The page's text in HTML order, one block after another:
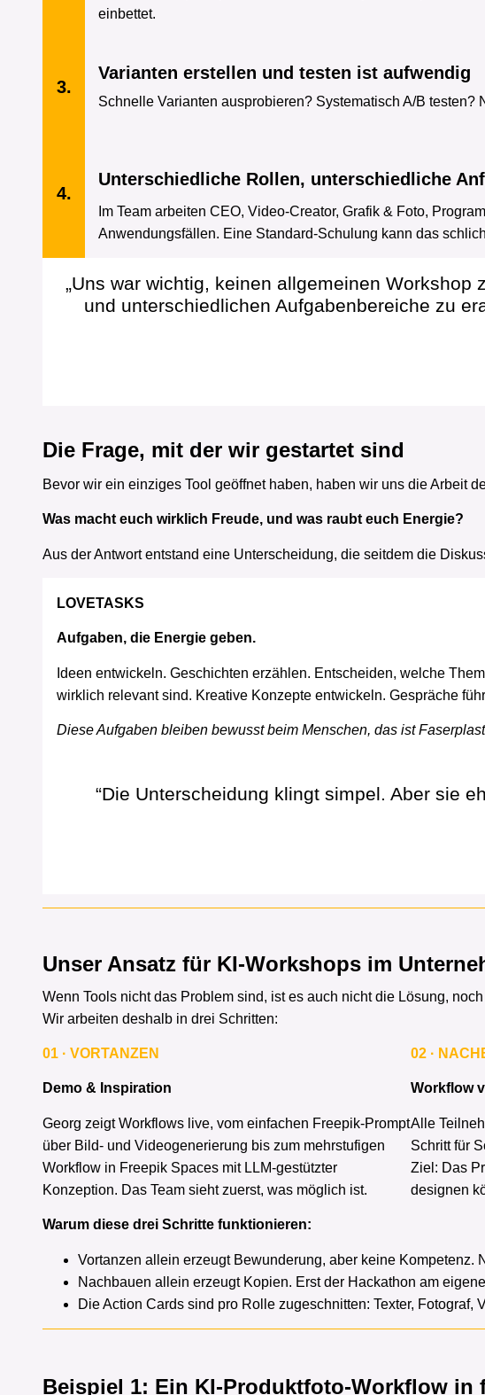
einbettet.
3.
Varianten erstellen und testen ist aufwendig
Schnelle Varianten ausprobieren? Systematisch A/B
4.
Unterschiedliche Rollen, unterschiedliche
Im Team arbeiten CEO, Video-Creator, Grafik & Foto,
Anwendungsfällen. Eine Standard-Schulung kann das
„Uns war wichtig, keinen allgemeinen
und unterschiedlichen Aufgabenbereiche zu
Die Frage, mit der wir gestartet sind
Bevor wir ein einziges Tool geöffnet haben, haben wir uns die Arbeit
Was macht euch wirklich Freude, und was raubt euch Energie?
Aus der Antwort entstand eine Unterscheidung, die seitdem die
LOVETASKS
Aufgaben, die Energie geben.
Ideen entwickeln. Geschichten erzählen. Entscheiden, welche
wirklich relevant sind. Kreative Konzepte entwickeln. Gespräche
Diese Aufgaben bleiben bewusst beim Menschen, das ist
“Die Unterscheidung klingt simpel. Aber sie
Unser Ansatz für KI-Workshops im
Wenn Tools nicht das Problem sind, ist es auch nicht die Lösung,
Wir arbeiten deshalb in drei Schritten:
01 · VORTANZEN
Demo & Inspiration
Georg zeigt Workflows live, vom einfachen Freepik-Prompt
über Bild- und Videogenerierung bis zum mehrstufigen
Workflow in Freepik Spaces mit LLM-gestützter
Konzeption. Das Team sieht zuerst, was möglich ist.
02 ·
Workflow
Alle
Schritt für
Ziel: Das
designen
Warum diese drei Schritte funktionieren:
Vortanzen allein erzeugt Bewunderung, aber keine Kompetenz.
Nachbauen allein erzeugt Kopien. Erst der Hackathon am
Die Action Cards sind pro Rolle zugeschnitten: Texter,
Beispiel 1: Ein KI-Produktfoto-Workflow in